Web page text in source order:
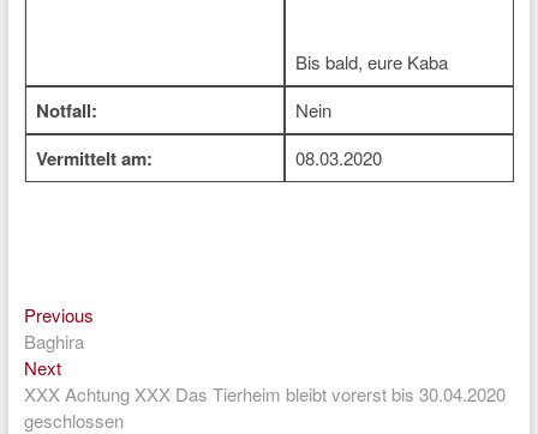
Bis bald, eure Kaba
Notfall: Nein
Vermittelt am: 08.03.2020
Beitragsnavigation
PreviousPrevious
Baghira
NextNext
post:
XXX Achtung XXX Das Tierheim bleibt vorerst bis 30.04.2020
geschlossen